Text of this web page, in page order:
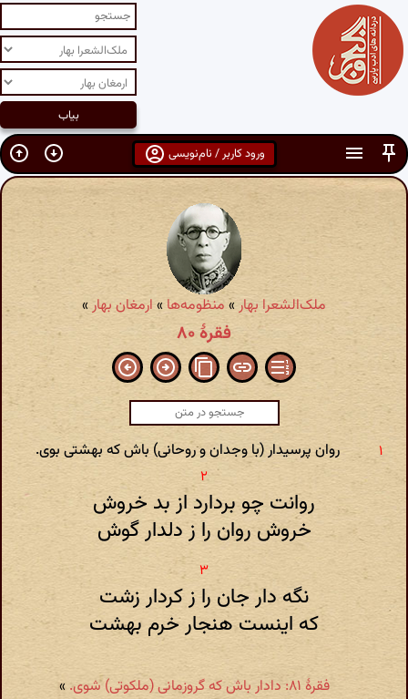
ورود کاربر / نام‌نویسی
ملک‌الشعرا بهار» منظومه‌ها » ارمغان بهار»
فقرۀ ۸۰
روان پرسیدار (‌با وجدان و روحانی‌) باش که بهشتی بوی.
روانت چو بردارد از بد خروش
خروش روان را ز دلدار گوش
نگه دار جان را ز کردار زشت
که اینست هنجار خرم بهشت
فقرۀ ۸۱: دادار باش که گروزمانی (‌ملکوتی‌) شوی.
»